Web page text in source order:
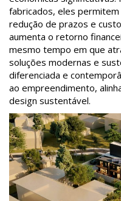
fabricados, eles permitem
redução de prazos e
aumenta o retorno
mesmo tempo em que
soluções modernas e
diferenciada e
ao empreendimento,
design sustentável.